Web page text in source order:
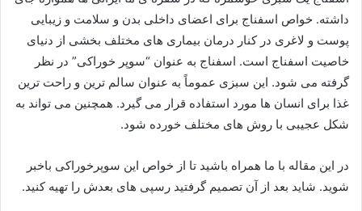
داشته. خواص اسفناج برای اعضای داخلی بدن و سلامت و زیبایی
پوست و لاغری در کنار درمان بیماری های مختلف بخشی از دنیای
خاصیت اسفناج است. اسفناج به عنوان “سوپر خوراکی” در نظر
گرفته می شود. این سبزی عموماً به عنوان سالم ترین و راحت ترین
غذا برای انسان ها مورد استفاده قرار می گیرد. همچنین می تواند به
شکل عجیبی با روش های مختلف خورده شود.
در این مقاله با ما همراه باشید تا از خواص این سوپرخوراکی باخبر
شوید. شاید بعد از آن تصمیم گرفتید رسپی های بعدش را تهیه کنید.